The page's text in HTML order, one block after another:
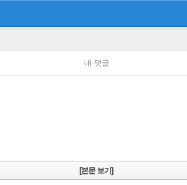
내 댓글
[본문 보기]